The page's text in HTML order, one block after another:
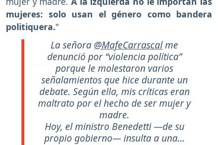
mujeres: solo usan el género como bandera
politiquera."
La señora @MafeCarrascalme
denunció por “violencia política”
porque le molestaron varios
señalamientos que hice durante un
debate. Según ella, mis críticas eran
maltrato por el hecho de ser mujer y
madre.
Hoy, el ministro Benedetti —de su
propio gobierno— insulta a una…